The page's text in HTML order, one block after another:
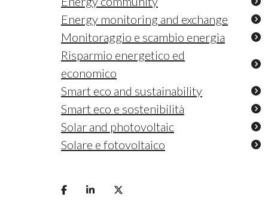
Energy monitoring and exchange
Monitoraggio e scambio energia
Risparmio energetico ed
economico
Smart eco and sustainability
Smart eco e sostenibilità
Solar and photovoltaic
Solare e fotovoltaico